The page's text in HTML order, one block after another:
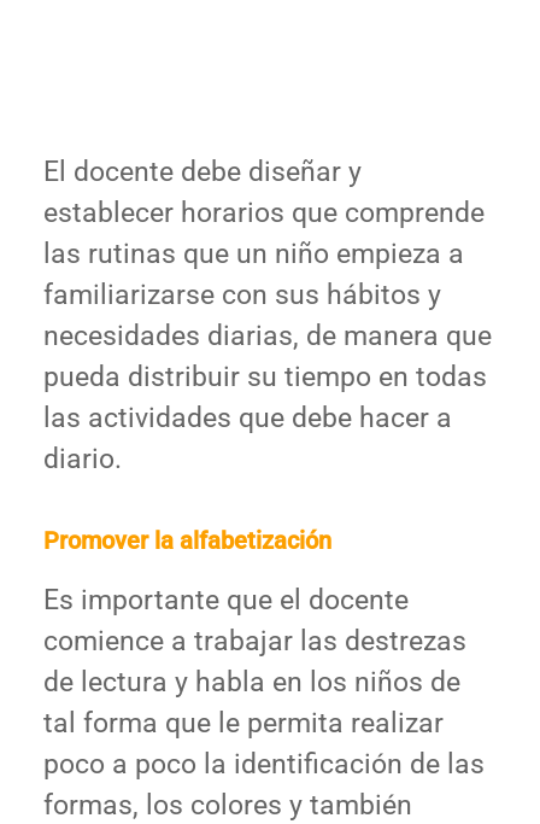
El docente debe diseñar y
establecer horarios que comprende
las rutinas que un niño empieza a
familiarizarse con sus hábitos y
necesidades diarias, de manera que
pueda distribuir su tiempo en todas
las actividades que debe hacer a
diario.
Promover la alfabetización
Es importante que el docente
comience a trabajar las destrezas
de lectura y habla en los niños de
tal forma que le permita realizar
poco a poco la identificación de las
formas, los colores y también